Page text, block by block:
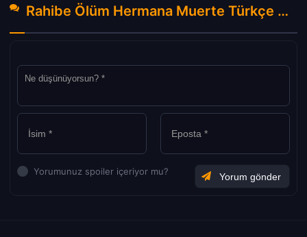
Rahibe Ölüm Hermana Muerte Türkçe Dublaj izle (2023) Hakkında Yorumlar
Yorumunuz spoiler içeriyor mu?